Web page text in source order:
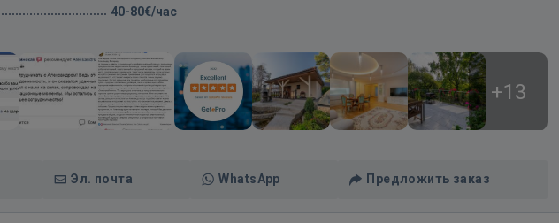
40-80€/час
+13
Эл. почта WhatsApp Предложить заказ